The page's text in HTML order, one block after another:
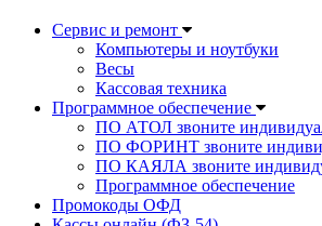
Сервис и ремонт
Компьютеры и ноутбуки
Весы
Кассовая техника
Программное обеспечение
ПО АТОЛ звоните
ПО ФОРИНТ звоните
ПО КАЯЛА звоните
Программное обеспечение
Промокоды ОФД